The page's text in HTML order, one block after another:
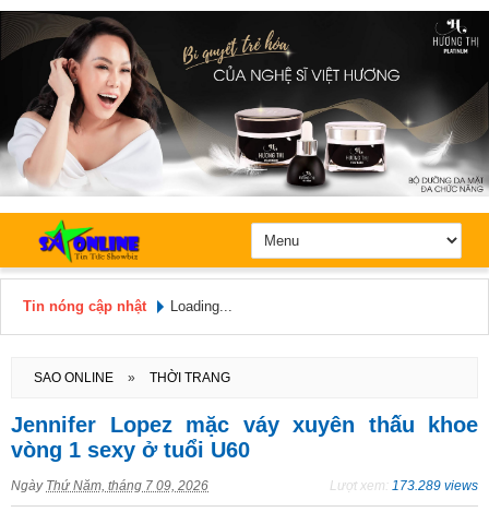
Tin nóng cập nhật Loading...
SAO ONLINE » THỜI TRANG
Jennifer Lopez mặc váy xuyên thấu khoe
vòng 1 sexy ở tuổi U60
Ngày Thứ Năm, tháng 7 09, 2026 Lượt xem: 173.289 views